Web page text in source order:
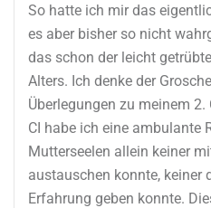
So hatte ich mir das
es aber bisher so nicht
das schon der leicht
Alters. Ich denke der
Überlegungen zu meinem
CI habe ich eine ambulante
Mutterseelen allein keiner
austauschen konnte, keiner
Erfahrung geben konnte.